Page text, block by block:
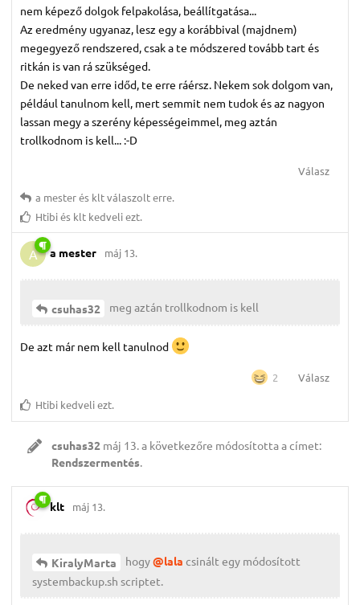
nem képező dolgok felpakolása, beállítgatása...
Az eredmény ugyanaz, lesz egy a korábbival (majdnem)
megegyező rendszered, csak a te módszered tovább tart és
ritkán is van rá szükséged.
De neked van erre időd, te erre ráérsz. Nekem sok dolgom van,
például tanulnom kell, mert semmit nem tudok és az nagyon
lassan megy a szerény képességeimmel, meg aztán
trollkodnom is kell... :-D
Válasz
a mesterés kltválaszolt erre.
Htibiés klt kedveli ezt.
A a mester máj 13.
csuhas32 meg aztán trollkodnom is kell
De azt már nem kell tanulnod
2 Válasz
Htibi kedveli ezt.
csuhas32 máj 13.a következőre módosította a címet:
Rendszermentés.
klt máj 13.
KiralyMarta hogy@lala csinált egy módosított
systembackup.sh scriptet.